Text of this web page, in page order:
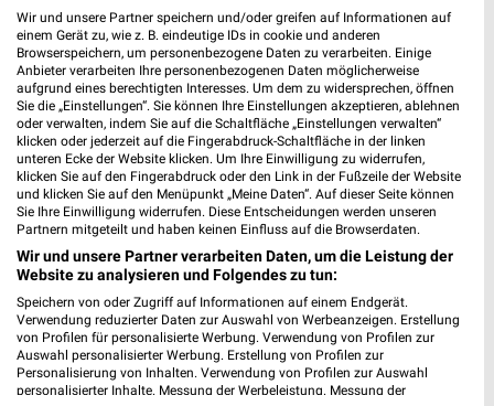
Wir und unsere Partner speichern und/oder greifen auf Informationen auf
einem Gerät zu, wie z. B. eindeutige IDs in cookie und anderen
Browserspeichern, um personenbezogene Daten zu verarbeiten. Einige
Anbieter verarbeiten Ihre personenbezogenen Daten möglicherweise
aufgrund eines berechtigten Interesses. Um dem zu widersprechen, öffnen
Sie die „Einstellungen“. Sie können Ihre Einstellungen akzeptieren, ablehnen
oder verwalten, indem Sie auf die Schaltfläche „Einstellungen verwalten“
klicken oder jederzeit auf die Fingerabdruck-Schaltfläche in der linken
unteren Ecke der Website klicken. Um Ihre Einwilligung zu widerrufen,
klicken Sie auf den Fingerabdruck oder den Link in der Fußzeile der Website
und klicken Sie auf den Menüpunkt „Meine Daten“. Auf dieser Seite können
Sie Ihre Einwilligung widerrufen. Diese Entscheidungen werden unseren
Partnern mitgeteilt und haben keinen Einfluss auf die Browserdaten.
Wir und unsere Partner verarbeiten Daten, um die Leistung der
Website zu analysieren und Folgendes zu tun:
Speichern von oder Zugriff auf Informationen auf einem Endgerät.
Verwendung reduzierter Daten zur Auswahl von Werbeanzeigen. Erstellung
von Profilen für personalisierte Werbung. Verwendung von Profilen zur
Auswahl personalisierter Werbung. Erstellung von Profilen zur
Personalisierung von Inhalten. Verwendung von Profilen zur Auswahl
personalisierter Inhalte. Messung der Werbeleistung. Messung der